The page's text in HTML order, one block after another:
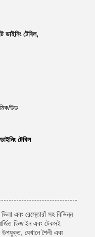
ডাইনিং টেবিল,
উড
টেবিল
এবং রেস্তোরাঁ সহ বিভিন্ন
ডিজাইন এবং টেকসই
উপযুক্ত, যেখানে শৈলী এবং